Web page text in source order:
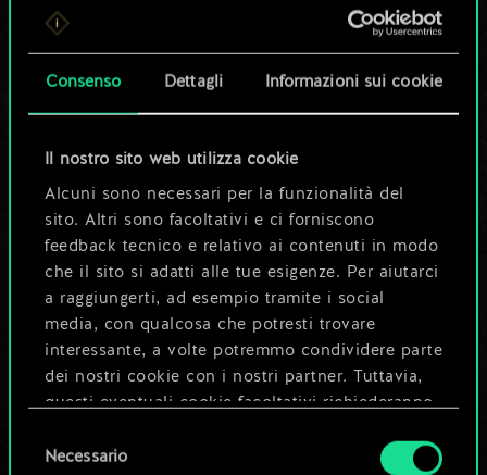
Consenso Dettagli Informazioni sui cookie
Il nostro sito web utilizza cookie
Alcuni sono necessari per la funzionalità del
sito. Altri sono facoltativi e ci forniscono
feedback tecnico e relativo ai contenuti in modo
che il sito si adatti alle tue esigenze. Per aiutarci
a raggiungerti, ad esempio tramite i social
media, con qualcosa che potresti trovare
interessante, a volte potremmo condividere parte
dei nostri cookie con i nostri partner. Tuttavia,
questi eventuali cookie facoltativi richiederanno
delNecessario
Per ora, è solo un
set di carte
condiviso.
Ma può diventare
molto altro!
Dai un nome al mazzo e crea una
guida
Modifica mazzo